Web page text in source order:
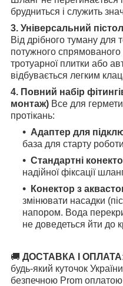
брудниться і служить
3. Універсальний
Від дрібного туману для
потужного
тротуарної плитки або
відбувається легким
4. Повний набір
монтаж) Все для
протікань:
Адаптер для
база для старту
Стандартні
надійної фіксації
Конектор з
змінювати насадки
напором. Вода
не доведеться йти до
🚚 ДОСТАВКА І
будь-який куточок
безпечною Prom